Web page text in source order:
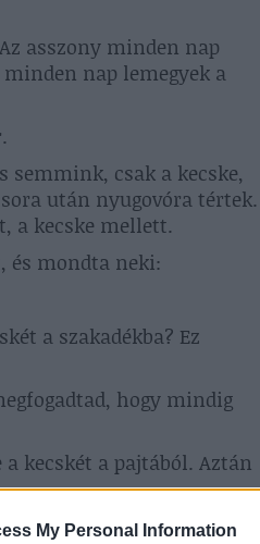
My Personal Information
asszony minden nap
nap lemegyek a
semmink, csak a kecske,
után nyugovóra tértek.
a kecske mellett.
és mondta neki:
a szakadékba? Ez
hogy mindig
kecskét a pajtából. Aztán